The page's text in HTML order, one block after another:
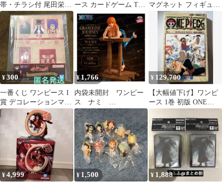
帯・チラシ付 尾田栄一
郎 1st Print
ース カードゲーム THE
BEST Vol.2 1BOX
マグネット フィギュア
7種セット
¥300
一番くじ ワンピース I
賞 デコレーションマグ
ネット 革命軍
¥1,766
内袋未開封 ワンピー
ス ナミ
GRANDLINE JOURNEY
SPECIAL
¥ 129,700
【大幅値下げ】ワンピ
ース 1巻 初版 ONE
¥4,999 ¥1,500 ¥ 1,888